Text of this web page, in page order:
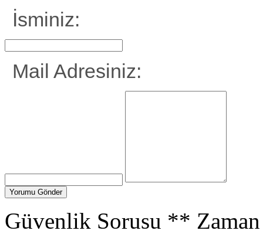
İsminiz:
Mail Adresiniz:
Güvenlik Sorusu **